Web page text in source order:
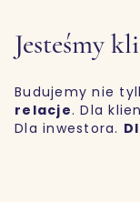
Jesteśmy
Budujemy nie
relacje. Dla
Dla inwestora.